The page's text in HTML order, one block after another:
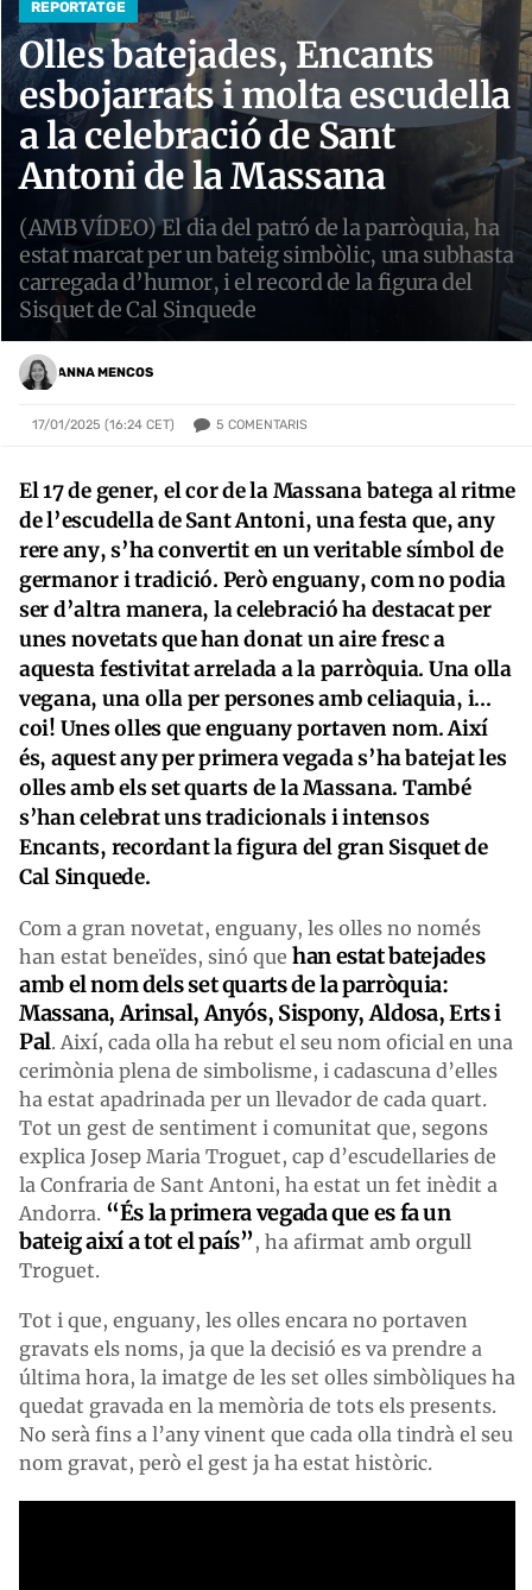
REPORTATGE
Olles batejades, Encants
esbojarrats i molta escudella
a la celebració de Sant
Antoni de la Massana
(AMB VÍDEO) El dia del patró de la parròquia, ha
estat marcat per un bateig simbòlic, una subhasta
carregada d’humor, i el record de la figura del
Sisquet de Cal Sinquede
ANNA MENCOS
17/01/2025 (16:24 CET) 5 COMENTARIS
El 17 de gener, el cor de la Massana batega al ritme
de l’escudella de Sant Antoni, una festa que, any
rere any, s’ha convertit en un veritable símbol de
germanor i tradició. Però enguany, com no podia
ser d’altra manera, la celebració ha destacat per
unes novetats que han donat un aire fresc a
aquesta festivitat arrelada a la parròquia. Una olla
vegana, una olla per persones amb celiaquia, i...
coi! Unes olles que enguany portaven nom. Així
és, aquest any per primera vegada s’ha batejat les
olles amb els set quarts de la Massana. També
s’han celebrat uns tradicionals i intensos
Encants, recordant la figura del gran Sisquet de
Cal Sinquede.
Com a gran novetat, enguany, les olles no només
han estat beneïdes, sinó que han estat batejades
amb el nom dels set quarts de la parròquia:
Massana, Arinsal, Anyós, Sispony, Aldosa, Erts i
Pal. Així, cada olla ha rebut el seu nom oficial en una
cerimònia plena de simbolisme, i cadascuna d’elles
ha estat apadrinada per un llevador de cada quart.
Tot un gest de sentiment i comunitat que, segons
explica Josep Maria Troguet, cap d’escudellaries de
la Confraria de Sant Antoni, ha estat un fet inèdit a
Andorra. “És la primera vegada que es fa un
bateig així a tot el país”, ha afirmat amb orgull
Troguet.
Tot i que, enguany, les olles encara no portaven
gravats els noms, ja que la decisió es va prendre a
última hora, la imatge de les set olles simbòliques ha
quedat gravada en la memòria de tots els presents.
No serà fins a l’any vinent que cada olla tindrà el seu
nom gravat, però el gest ja ha estat històric.